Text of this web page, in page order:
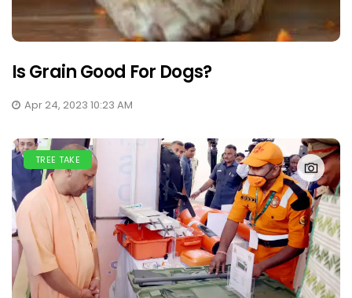
Is Grain Good For Dogs?
Apr 24, 2023 10:23 AM
TREE TAKE